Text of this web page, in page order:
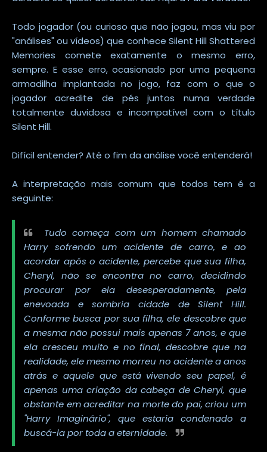
Todo jogador (ou curioso que não jogou, mas viu por
"análises" ou vídeos) que conhece Silent Hill Shattered
Memories comete exatamente o mesmo erro,
sempre. E esse erro, ocasionado por uma pequena
armadilha implantada no jogo, faz com o que o
jogador acredite de pés juntos numa verdade
totalmente duvidosa e incompatível com o título
Silent Hill.
Difícil entender? Até o fim da análise você entenderá!
A interpretação mais comum que todos tem é a
seguinte:
Tudo começa com um homem chamado
Harry sofrendo um acidente de carro, e ao
acordar após o acidente, percebe que sua filha,
Cheryl, não se encontra no carro, decidindo
procurar por ela desesperadamente, pela
enevoada e sombria cidade de Silent Hill.
Conforme busca por sua filha, ele descobre que
a mesma não possui mais apenas 7 anos, e que
ela cresceu muito e no final, descobre que na
realidade, ele mesmo morreu no acidente a anos
atrás e aquele que está vivendo seu papel, é
apenas uma criação da cabeça de Cheryl, que
obstante em acreditar na morte do pai, criou um
"Harry Imaginário", que estaria condenado a
buscá-la por toda a eternidade.